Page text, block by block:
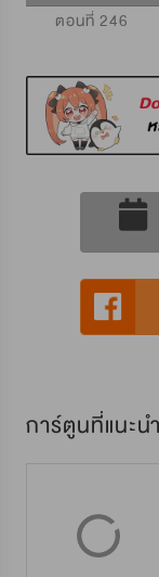
ตอนที่ 246
การ์ตูนที่แนะ